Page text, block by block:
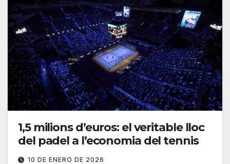
1,5 milions d’euros: el veritable lloc
del padel a l’economia del tennis
10 DE ENERO DE 2026